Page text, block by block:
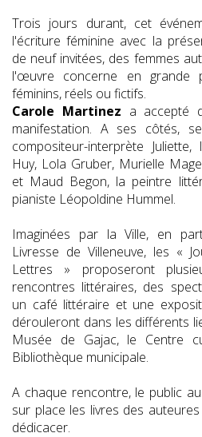
Trois jours durant, cet
l'écriture féminine avec la
de neuf invitées, des femmes
l'œuvre concerne en grande
féminins, réels ou fictifs.
Carole Martinez a accepté
manifestation. A ses côtés,
compositeur-interprète
Huy, Lola Gruber, Murielle
et Maud Begon, la peintre
pianiste Léopoldine Hummel.
Imaginées par la Ville, en
Livresse de Villeneuve, les «
Lettres » proposeront
rencontres littéraires, des
un café littéraire et une
dérouleront dans les différents
Musée de Gajac, le Centre
Bibliothèque municipale.
A chaque rencontre, le public
sur place les livres des
dédicacer.